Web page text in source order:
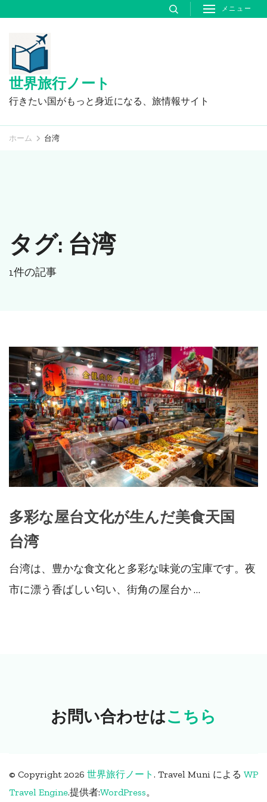
ツ
へ
キ
す)
メニュー
世界旅行ノート
行きたい国がもっと身近になる、旅情報サイト
ホーム 台湾
タグ: 台湾
1件の記事
多彩な屋台文化が生んだ美食天国
台湾
台湾は、豊かな食文化と多彩な味覚の宝庫です。夜
市に漂う香ばしい匂い、街角の屋台か …
お問い合わせはこちら
© Copyright 2026 世界旅行ノート . Travel Muni による WP
Travel Engine.提供者:WordPress。